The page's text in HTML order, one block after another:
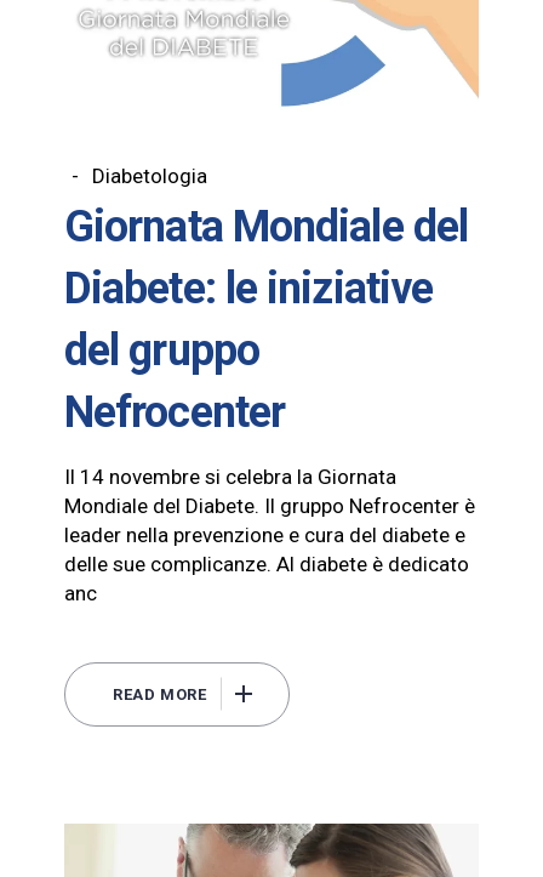
Diabetologia
Giornata Mondiale del
Diabete: le iniziative
del gruppo
Nefrocenter
Il 14 novembre si celebra la Giornata
Mondiale del Diabete. Il gruppo Nefrocenter è
leader nella prevenzione e cura del diabete e
delle sue complicanze. Al diabete è dedicato
anc
READ MORE